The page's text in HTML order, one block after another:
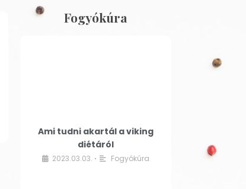
Fogyókúra
Ami tudni akartál a viking
diétáról
2023.03.03. • Fogyókúra